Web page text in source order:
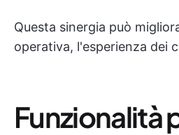
Questa sinergia può
operativa, l'esperienza dei
Funzionalità